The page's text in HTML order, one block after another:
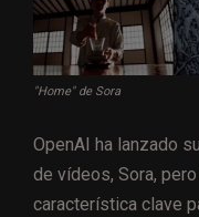
"Home" de Sora
OpenAI ha lanzado
de vídeos, Sora,
característica clave